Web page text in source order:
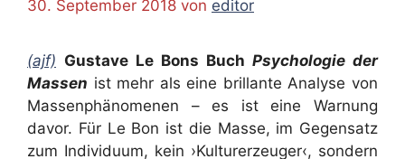
30. September 2018 von editor
(ajf) Gustave Le Bons Buch Psychologie der
Massen ist mehr als eine brillante Analyse von
Massenphänomenen – es ist eine Warnung
davor. Für Le Bon ist die Masse, im Gegensatz
zum Individuum, kein ›Kulturerzeuger‹, sondern